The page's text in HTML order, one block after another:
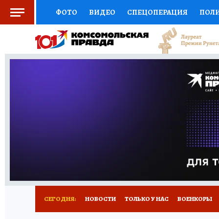
ФОТО ВИДЕО СПЕЦОПЕРАЦИЯ
СОЦПОДДЕРЖКА НАУКА СПОРТ
ВЫБОР ЭКСПЕРТОВ ДОКТОР
ПРОГНОЗЫ НА СПОРТ
НОВОЕ
СЕГОДНЯ: НОВОСТИ ТОЛЬКО У НАС ВОЕНКОРЫ